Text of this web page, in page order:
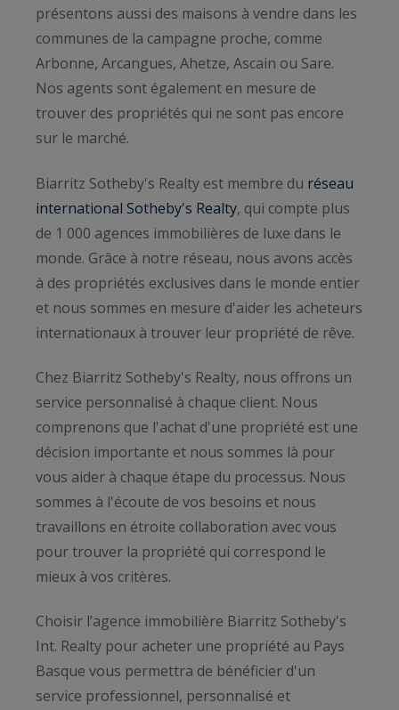
présentons aussi des maisons à vendre dans les
communes de la campagne proche, comme
Arbonne, Arcangues, Ahetze, Ascain ou Sare.
Nos agents sont également en mesure de
trouver des propriétés qui ne sont pas encore
sur le marché.
Biarritz Sotheby's Realty est membre du réseau
international Sotheby's Realty, qui compte plus
de 1 000 agences immobilières de luxe dans le
monde. Grâce à notre réseau, nous avons accès
à des propriétés exclusives dans le monde entier
et nous sommes en mesure d'aider les acheteurs
internationaux à trouver leur propriété de rêve.
Chez Biarritz Sotheby's Realty, nous offrons un
service personnalisé à chaque client. Nous
comprenons que l'achat d'une propriété est une
décision importante et nous sommes là pour
vous aider à chaque étape du processus. Nous
sommes à l'écoute de vos besoins et nous
travaillons en étroite collaboration avec vous
pour trouver la propriété qui correspond le
mieux à vos critères.
Choisir l’agence immobilière Biarritz Sotheby's
Int. Realty pour acheter une propriété au Pays
Basque vous permettra de bénéficier d'un
service professionnel, personnalisé et